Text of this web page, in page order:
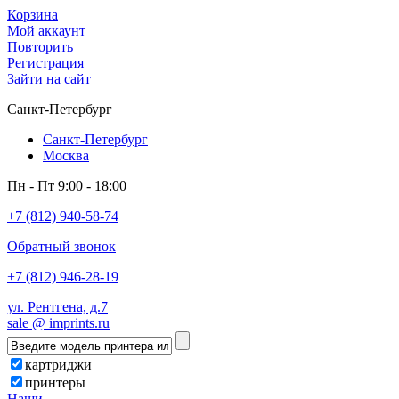
Корзина
Мой аккаунт
Повторить
Регистрация
Зайти на сайт
Санкт-Петербург
Санкт-Петербург
Москва
Пн - Пт 9:00 - 18:00
+7 (812) 940-58-74
Обратный звонок
+7 (812) 946-28-19
ул. Рентгена, д.7
sale @ imprints.ru
картриджи
принтеры